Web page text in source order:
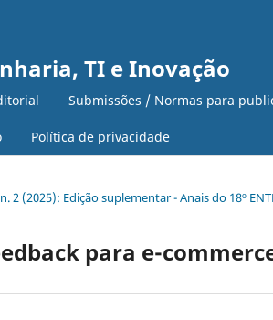
TI e Inovação
Submissões / Normas para
Política de privacidade
2 (2025): Edição suplementar - Anais do 18º
para e-